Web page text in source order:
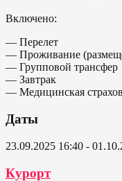
Включено:
— Перелет
— Проживание
— Групповой трансфер
— Завтрак
— Медицинская
Даты
23.09.2025 16:40 -
Курорт